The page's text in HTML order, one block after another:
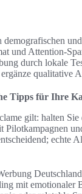
und Attention-
durch lokale
qualitative
Tipps für Ihre
gilt: halten
Pilotkampagnen
echte
mit emotionaler